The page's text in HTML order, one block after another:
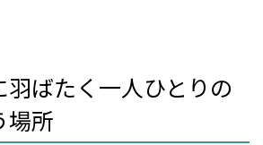
ばたく一人ひとりの
場所